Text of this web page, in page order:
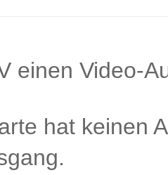
einen Video-
hat keinen